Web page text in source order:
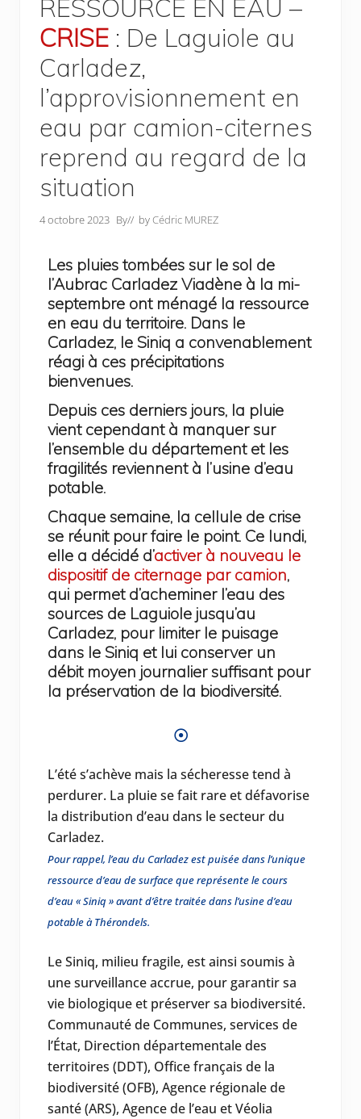
RESSOURCE EN EAU –
CRISE : De Laguiole au
Carladez,
l’approvisionnement en
eau par camion-citernes
reprend au regard de la
situation
4 octobre 2023 By// byCédric MUREZ
Les pluies tombées sur le sol de
l’Aubrac Carladez Viadène à la mi-
septembre ont ménagé la ressource
en eau du territoire. Dans le
Carladez, le Siniq a convenablement
réagi à ces précipitations
bienvenues.
Depuis ces derniers jours, la pluie
vient cependant à manquer sur
l’ensemble du département et les
fragilités reviennent à l’usine d’eau
potable.
Chaque semaine, la cellule de crise
se réunit pour faire le point. Ce lundi,
elle a décidé d’activer à nouveau le
dispositif de citernage par camion,
qui permet d’acheminer l’eau des
sources de Laguiole jusqu’au
Carladez, pour limiter le puisage
dans le Siniq et lui conserver un
débit moyen journalier suffisant pour
la préservation de la biodiversité.
L’été s’achève mais la sécheresse tend à
perdurer. La pluie se fait rare et défavorise
la distribution d’eau dans le secteur du
Carladez.
Pour rappel, l’eau du Carladez est puisée dans l’unique
ressource d’eau de surface que représente le cours
d’eau « Siniq » avant d’être traitée dans l’usine d’eau
potable à Thérondels.
Le Siniq, milieu fragile, est ainsi soumis à
une surveillance accrue, pour garantir sa
vie biologique et préserver sa biodiversité.
Communauté de Communes, services de
l’État, Direction départementale des
territoires (DDT), Office français de la
biodiversité (OFB), Agence régionale de
santé (ARS), Agence de l’eau et Véolia